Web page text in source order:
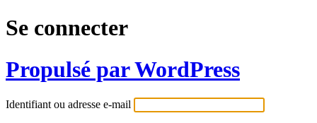
Se connecter
Propulsé par WordPress
Identifiant ou adresse e-mail